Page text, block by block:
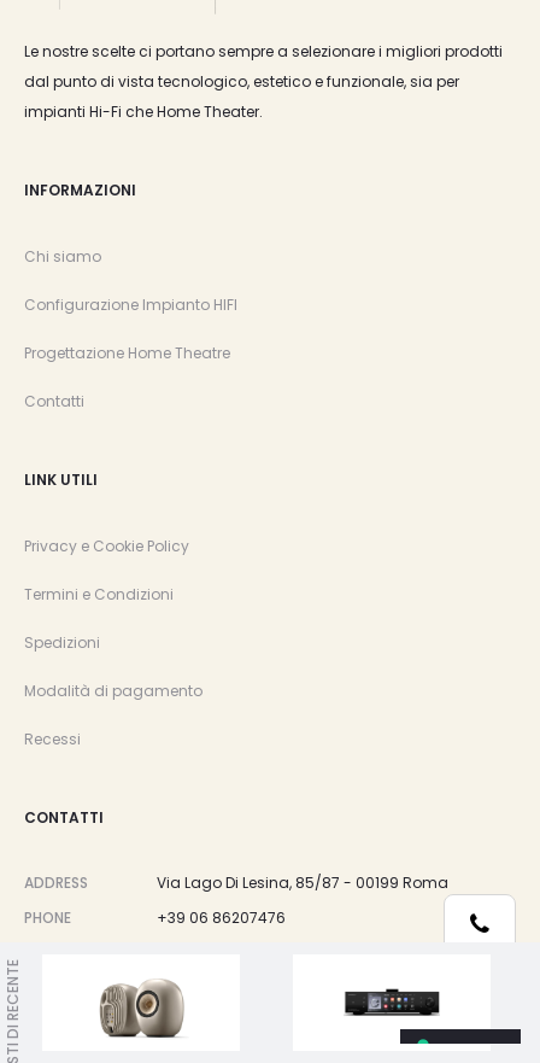
VISTI DI RECENTE
Le nostre scelte ci portano sempre a selezionare i migliori prodotti
dal punto di vista tecnologico, estetico e funzionale, sia per
impianti Hi-Fi che Home Theater.
INFORMAZIONI
Chi siamo
Configurazione Impianto HIFI
Progettazione Home Theatre
Contatti
LINK UTILI
Privacy e Cookie Policy
Termini e Condizioni
Spedizioni
Modalità di pagamento
Recessi
CONTATTI
ADDRESS
Via Lago Di Lesina, 85/87 - 00199 Roma
PHONE
+39 06 86207476
PAGAMENTI SICURI